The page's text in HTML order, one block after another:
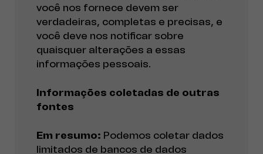
você nos fornece devem ser
verdadeiras, completas e precisas, e
você deve nos notificar sobre
quaisquer alterações a essas
informações pessoais.
Informações coletadas de outras
fontes
Em resumo: Podemos coletar dados
limitados de bancos de dados